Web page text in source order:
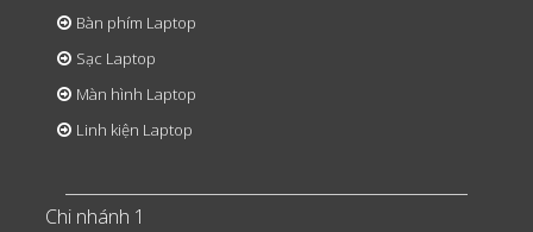
Bàn phím Laptop
Sạc Laptop
Màn hình Laptop
Linh kiện Laptop
Chi nhánh 1